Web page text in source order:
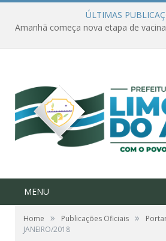
ÚLTIMAS
MENU
Home » Publicações Oficiais »
JANEIRO/2018